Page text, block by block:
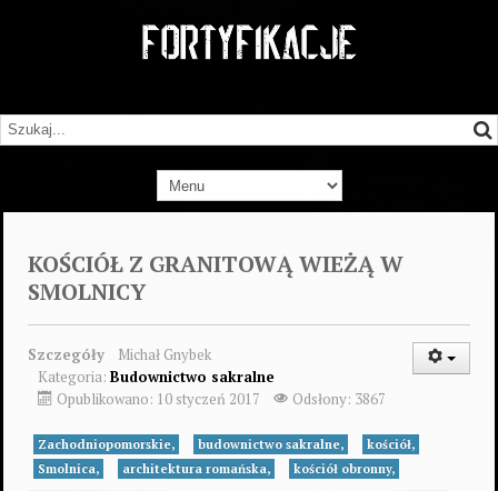
KOŚCIÓŁ Z GRANITOWĄ WIEŻĄ W
SMOLNICY
Szczegóły
Michał Gnybek
Kategoria: Budownictwo sakralne
Opublikowano: 10 styczeń 2017
Odsłony: 3867
Zachodniopomorskie, budownictwo sakralne,
kościół,
Smolnica,
architektura romańska, kościół obronny,